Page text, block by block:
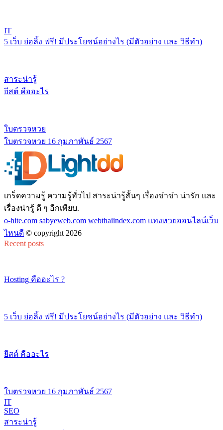
IT
5 เว็บ ย่อลิ้ง ฟรี! มีประโยชน์อย่างไร (มีตัวอย่าง และ วิธีทำ)
สาระน่ารู้
ยีสต์ คืออะไร
ใบตรวจหวย
ใบตรวจหวย 16 กุมภาพันธ์ 2567
เกร็ดความรู้ ความรู้ทั่วไป สาระน่ารู้สั้นๆ เรื่องขำขำ น่ารัก และ
เรื่องน่ารู้ ดี ๆ อีกเพียบ.
o-hite.com sabyeweb.com webthaiindex.com แทงหวยออนไลน์เว็บ
ไหนดี © copyright 2026
Recent posts
Hosting คืออะไร ?
5 เว็บ ย่อลิ้ง ฟรี! มีประโยชน์อย่างไร (มีตัวอย่าง และ วิธีทำ)
ยีสต์ คืออะไร
ใบตรวจหวย 16 กุมภาพันธ์ 2567
IT
SEO
สาระน่ารู้